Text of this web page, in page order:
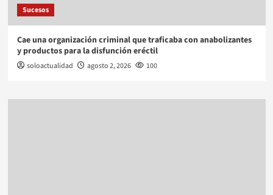
Sucesos
Cae una organización criminal que traficaba con anabolizantes
y productos para la disfunción eréctil
soloactualidad agosto 2, 2026 100